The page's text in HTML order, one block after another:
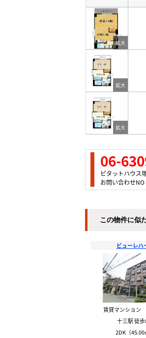
06-
ピタットハウス
お問い合わせ
この物件に似
ビューレハ
賃貸マンション
十三駅 徒
2DK（45.00